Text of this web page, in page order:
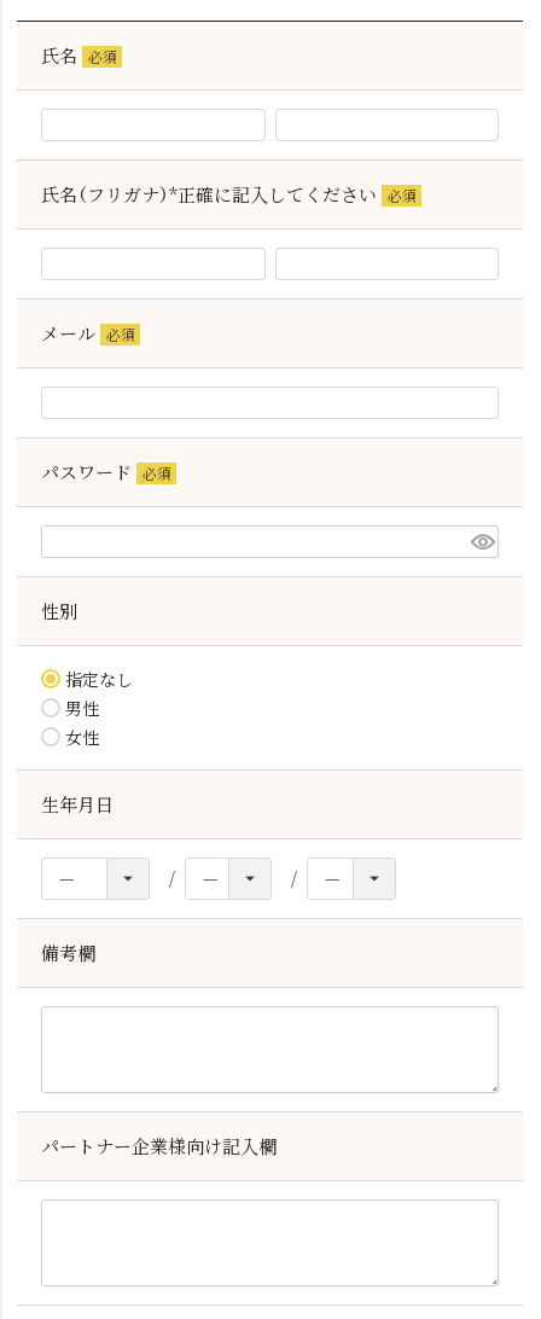
氏名
(必
須)
氏名（フリガナ）*正確に記入してください
(必
須)
メール
(必
須)
パスワード
(必
須)
性別
指定なし
男性
女性
生年月日
備考欄
パートナー企業様向け記入欄